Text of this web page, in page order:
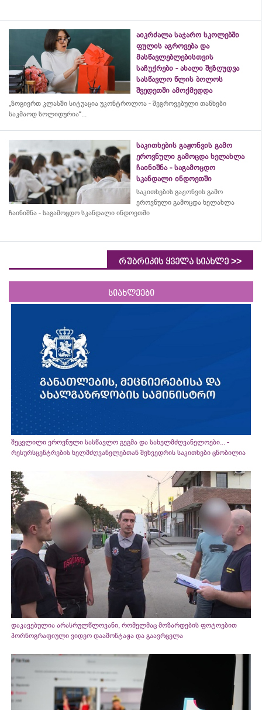
აიკრძალა საჯარო სკოლებში
ფულის აგროვება და
მასწავლებლებისთვის
საჩუქრები - ახალი შეზღუდვა
სასწავლო წლის ბოლოს
შვედეთში ამოქმედდა
„ზოგიერთ კლასში სიტუაცია უკონტროლოა - შეგროვებული თანხები
საკმაოდ სოლიდურია“...
საკითხების გაჟონვის გამო
ეროვნული გამოცდა ხელახლა
ჩაინიშნა - საგამოცდო
სკანდალი ინდოეთში
საკითხების გაჟონვის გამო
ეროვნული გამოცდა ხელახლა
ჩაინიშნა - საგამოცდო სკანდალი ინდოეთში
რუბრიკის ყველა სიახლე >>
სიახლეები
შეცვლილი ეროვნული სასწავლო გეგმა და სახელმძღვანელოები... -
რესურსცენტრების ხელმძღვანელებთან შეხვედრის საკითხები ცნობილია
დაკავებულია არასრულწლოვანი, რომელმაც მოზარდების ფოტოებით
პორნოგრაფიული ვიდეო დაამონტაჟა და გაავრცელა